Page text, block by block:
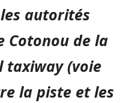
autorités
Cotonou de la
taxiway (voie
la piste et les